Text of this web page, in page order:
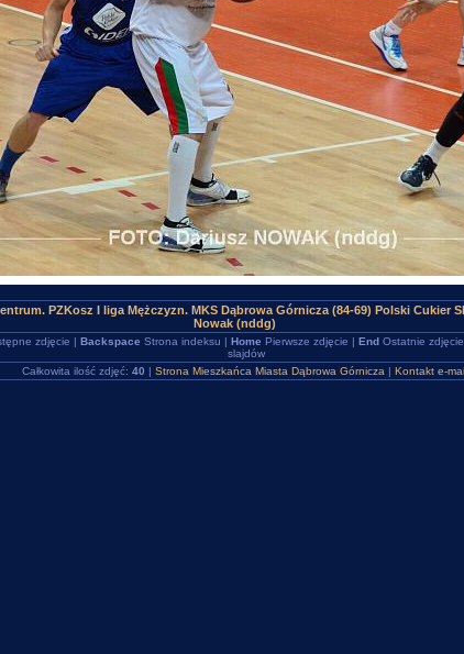
PZKosz I liga Mężczyzn. MKS Dąbrowa Górnicza (84-69) Polski Cukier
Nowak (nddg)
zdjęcie | Backspace Strona indeksu | Home Pierwsze zdjęcie | EndOstatnie
slajdów
Całkowita ilość zdjęć: 40 | Strona Mieszkańca Miasta Dąbrowa Górnicza | Kontakt e-